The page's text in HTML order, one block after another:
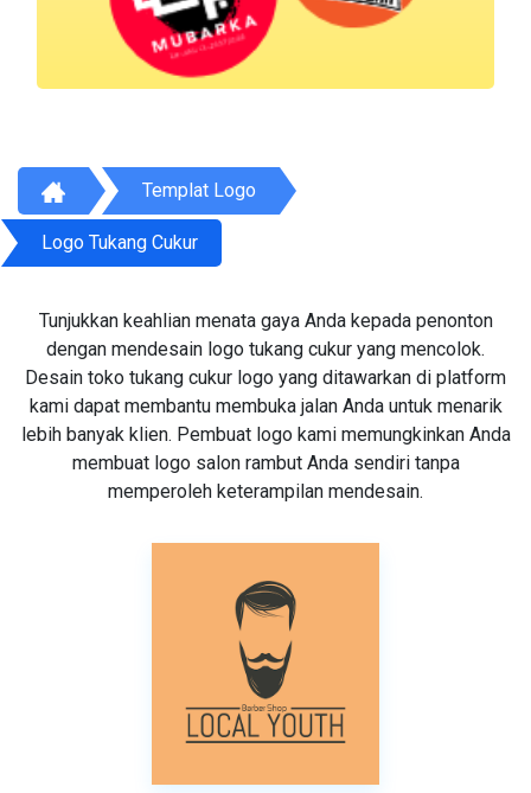
Templat Logo
Logo Tukang Cukur
Tunjukkan keahlian menata gaya Anda kepada penonton
dengan mendesain logo tukang cukur yang mencolok.
Desain toko tukang cukur logo yang ditawarkan di platform
kami dapat membantu membuka jalan Anda untuk menarik
lebih banyak klien. Pembuat logo kami memungkinkan Anda
membuat logo salon rambut Anda sendiri tanpa
memperoleh keterampilan mendesain.